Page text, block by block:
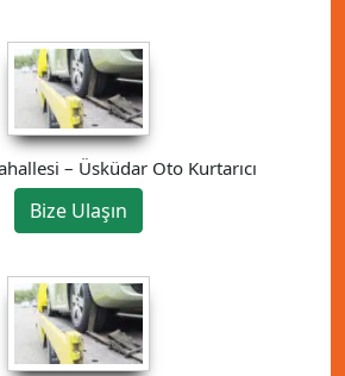
– Üsküdar Oto Kurtarıcı
Bize Ulaşın